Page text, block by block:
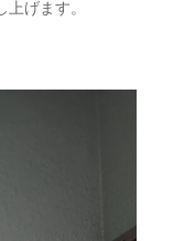
げます。